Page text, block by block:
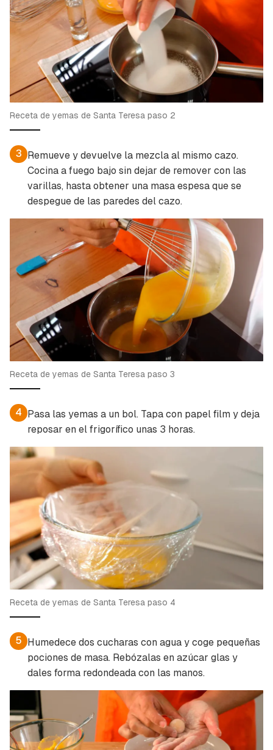
Receta de yemas de Santa Teresa paso 2
3 Remueve y devuelve la mezcla al mismo cazo.
Cocina a fuego bajo sin dejar de remover con las
varillas, hasta obtener una masa espesa que se
despegue de las paredes del cazo.
Receta de yemas de Santa Teresa paso 3
4 Pasa las yemas a un bol. Tapa con papel film y deja
reposar en el frigorífico unas 3 horas.
Receta de yemas de Santa Teresa paso 4
5 Humedece dos cucharas con agua y coge pequeñas
pociones de masa. Rebózalas en azúcar glas y
dales forma redondeada con las manos.